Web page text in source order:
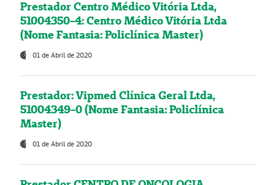
Prestador Centro Médico Vitória Ltda,
51004350-4: Centro Médico Vitória Ltda
(Nome Fantasia: Policlínica Master)
01 de Abril de 2020
Prestador: Vipmed Clínica Geral Ltda,
51004349-0 (Nome Fantasia: Policlínica
Master)
01 de Abril de 2020